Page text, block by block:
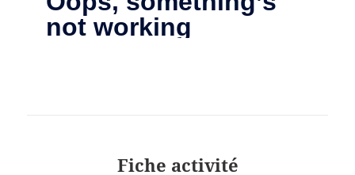
Fiche activité